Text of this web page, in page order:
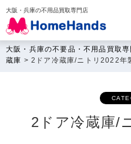
大阪・兵庫の不用品買取専門店
大阪・兵庫の不要品・不用品買取
蔵庫 >2ドア冷蔵庫/ニトリ2022年
2ドア冷蔵庫/